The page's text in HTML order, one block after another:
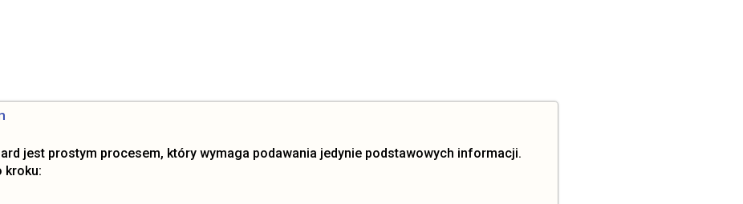
jest prostym procesem, który wymaga podawania jedynie podstawowych informacji.
kroku: